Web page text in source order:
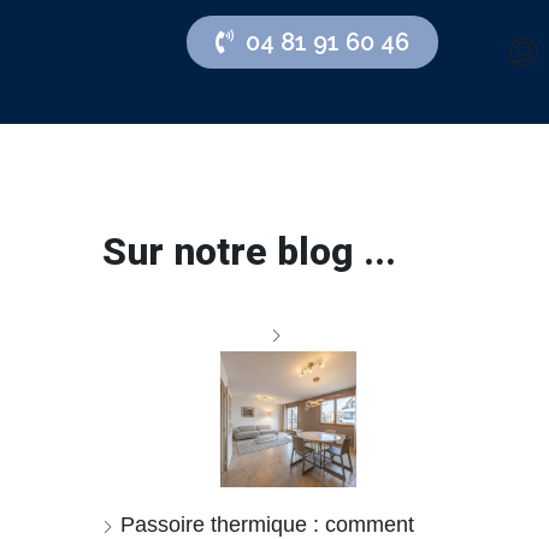
04 81 91 60 46
Sur notre blog ...
Passoire thermique : comment